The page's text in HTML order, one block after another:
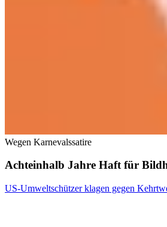
Wegen Karnevalssatire
Achteinhalb Jahre Haft für
US-Umweltschützer klagen gegen